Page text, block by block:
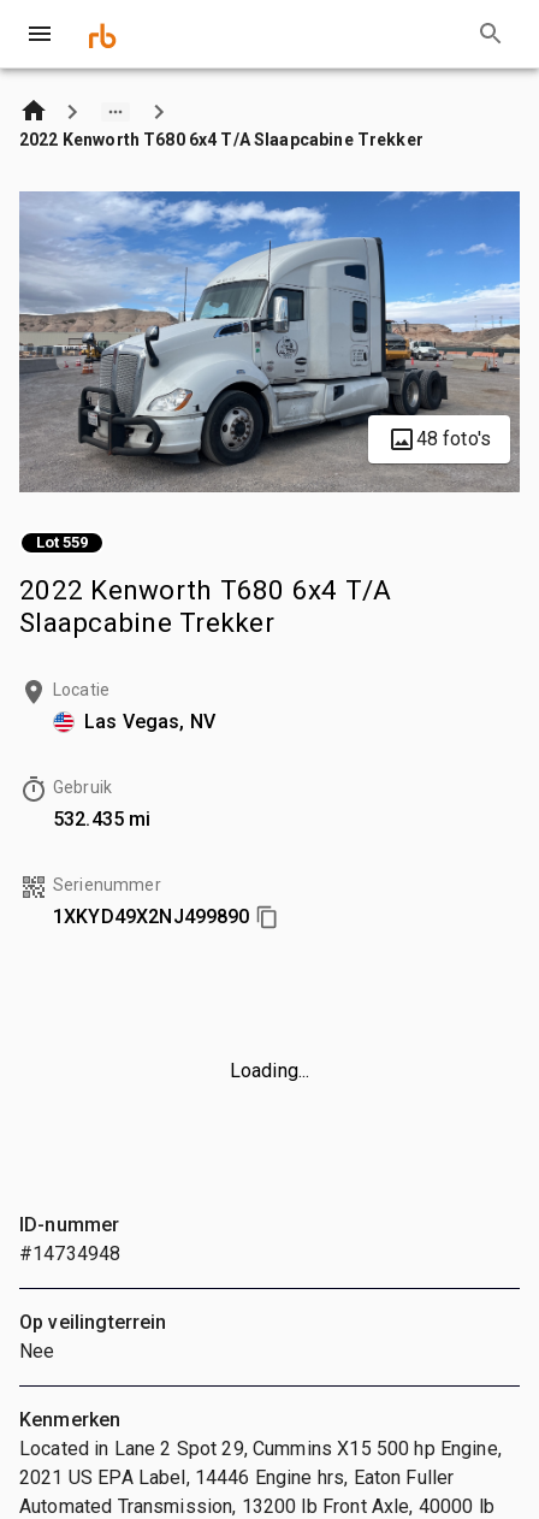
2022 Kenworth T680 6x4 T/A Slaapcabine Trekker
48 foto's
Lot 559
2022 Kenworth T680 6x4 T/A
Slaapcabine Trekker
Locatie
Las Vegas, NV
Gebruik
532.435 mi
Serienummer
1XKYD49X2NJ499890
Loading...
ID-nummer
#14734948
Op veilingterrein
Nee
Kenmerken
Located in Lane 2 Spot 29, Cummins X15 500 hp Engine,
2021 US EPA Label, 14446 Engine hrs, Eaton Fuller
Automated Transmission, 13200 lb Front Axle, 40000 lb